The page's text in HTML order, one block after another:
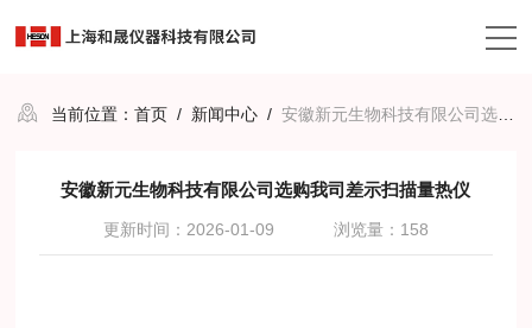
当前位置：首页 / 新闻中心 /安徽新元生物科技有限公司选购我司差示扫描量热仪
安徽新元生物科技有限公司选购我司差示扫描量热仪
更新时间：2026-01-09 浏览量：158